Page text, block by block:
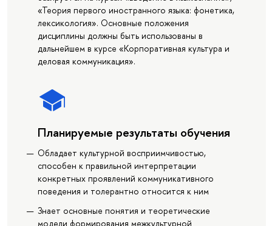
«Теория первого иностранного языка: фонетика,
лексикология». Основные положения
дисциплины должны быть использованы в
дальнейшем в курсе «Корпоративная культура и
деловая коммуникация».
Планируемые результаты обучения
Обладает культурной восприимчивостью,
способен к правильной интерпретации
конкретных проявлений коммуникативного
поведения и толерантно относится к ним
Знает основные понятия и теоретические
модели формирования межкультурной